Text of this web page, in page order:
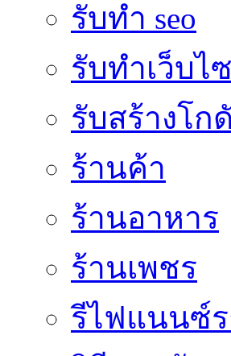
รับทำ seo
รับทำเว็บไ
รับสร้างโก
ร้านค้า
ร้านอาหาร
ร้านเพชร
รีไฟแนนซ์